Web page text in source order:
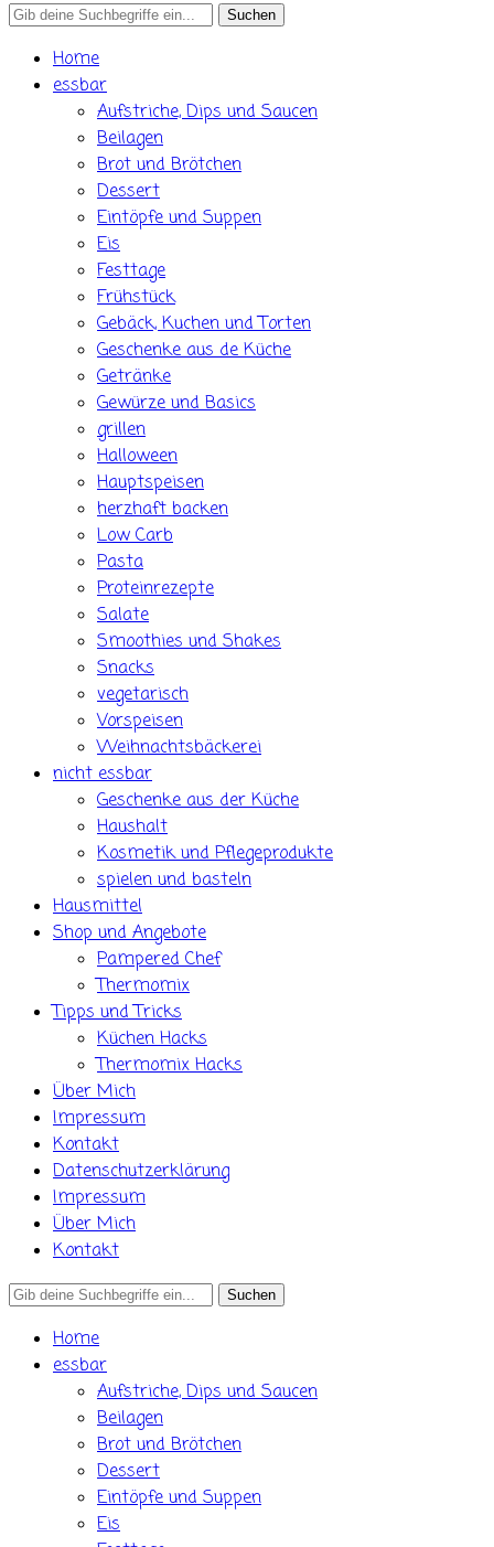
Search
Home
essbar
Aufstriche, Dips und Saucen
Beilagen
Brot und Brötchen
Dessert
Eintöpfe und Suppen
Eis
Festtage
Frühstück
Gebäck, Kuchen und Torten
Geschenke aus de Küche
Getränke
Gewürze und Basics
grillen
Halloween
Hauptspeisen
herzhaft backen
Low Carb
Pasta
Proteinrezepte
Salate
Smoothies und Shakes
Snacks
vegetarisch
Vorspeisen
Weihnachtsbäckerei
nicht essbar
Geschenke aus der Küche
Haushalt
Kosmetik und Pflegeprodukte
spielen und basteln
Hausmittel
Shop und Angebote
Pampered Chef
Thermomix
Tipps und Tricks
Küchen Hacks
Thermomix Hacks
Über Mich
Impressum
Kontakt
Datenschutzerklärung
Impressum
Über Mich
Kontakt
Search
Home
essbar
Aufstriche, Dips und Saucen
Beilagen
Brot und Brötchen
Dessert
Eintöpfe und Suppen
Eis